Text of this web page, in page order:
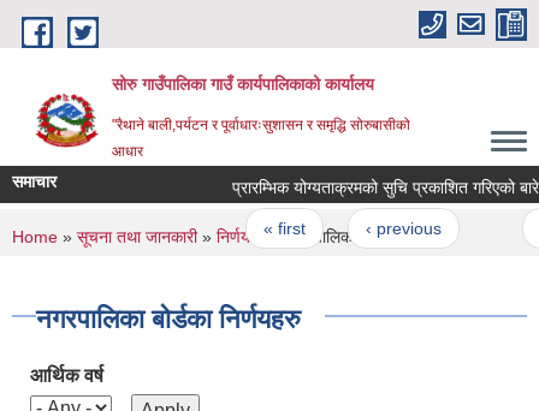
Skip to main content
सोरु गाउँपालिका गाउँ कार्यपालिकाको कार्यालय
"रैथाने बाली,पर्यटन र पूर्वाधारःसुशासन र समृद्धि सोरुबासीको
आधार
समाचार प्रारम्भिक योग्यताक्रमको सुचि प्रकाशित गरिएको बारे !
Pages
« first ‹ previous
You are here
Home » सूचना तथा जानकारी» निर्णयहरु» नगरपालिका बोर्डका निर्णयहरु
नगरपालिका बोर्डका निर्णयहरु
आर्थिक वर्ष